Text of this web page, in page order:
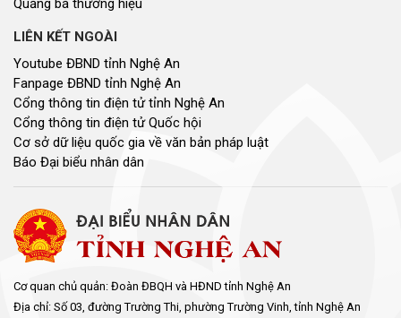
Quảng bá thương hiệu
LIÊN KẾT NGOÀI
Youtube ĐBND tỉnh Nghệ An
Fanpage ĐBND tỉnh Nghệ An
Cổng thông tin điện tử tỉnh Nghệ An
Cổng thông tin điện tử Quốc hội
Cơ sở dữ liệu quốc gia về văn bản pháp luật
Báo Đại biểu nhân dân
Cơ quan chủ quản: Đoàn ĐBQH và HĐND tỉnh Nghệ An
Địa chỉ: Số 03, đường Trường Thi, phường Trường Vinh, tỉnh Nghệ An